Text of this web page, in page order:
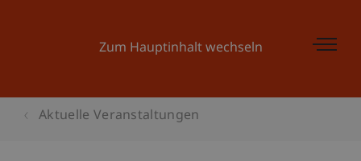
Zum Hauptinhalt wechseln
Aktuelle Veranstaltungen